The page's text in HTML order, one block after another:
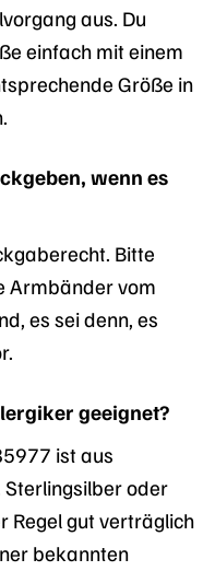
aus. Du
einfach mit einem
Größe in
wenn es
Bitte
Armbänder vom
es sei denn, es
geeignet?
ist aus
oder
Regel gut verträglich
bekannten